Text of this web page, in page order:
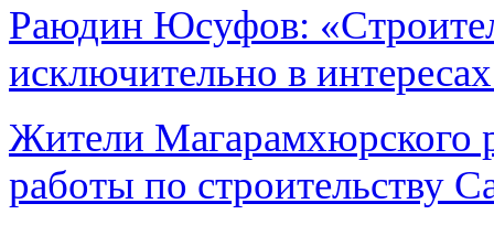
Раюдин Юсуфов:
исключительно в
Жители Магарамхюрского
работы по строительству